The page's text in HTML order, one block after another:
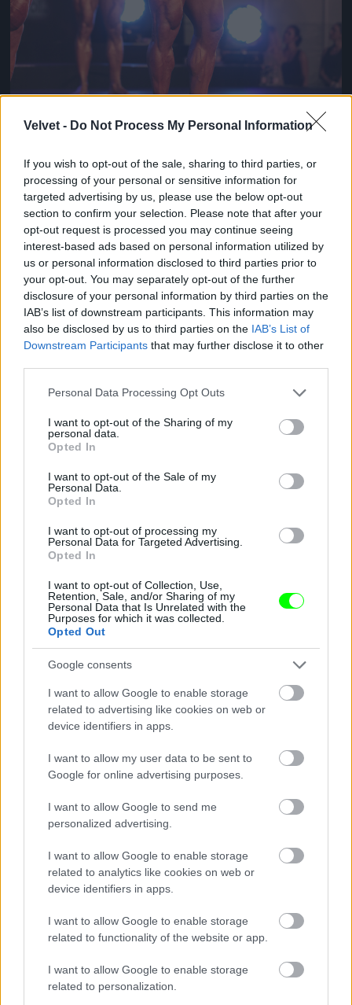
Velvet - Do Not Process My Personal Information
If you wish to opt-out of the sale, sharing to third parties, or
processing of your personal or sensitive information for
targeted advertising by us, please use the below opt-out
section to confirm your selection. Please note that after your
opt-out request is processed you may continue seeing
interest-based ads based on personal information utilized by
us or personal information disclosed to third parties prior to
your opt-out. You may separately opt-out of the further
disclosure of your personal information by third parties on the
IAB’s list of downstream participants. This information may
also be disclosed by us to third parties on the IAB’s List of
Downstream Participants that may further disclose it to other
Please note that this website/app uses one or more Google
not limited to your visit or usage behaviour. You may click to
grant or deny consent to Google and its third-party tags to
use your data for below specified purposes in below Google
consent section.
Personal Data Processing Opt Outs
I want to opt-out of the Sharing of my
personal data.
Opted In
I want to opt-out of the Sale of my
Personal Data.
Opted In
I want to opt-out of processing my
Personal Data for Targeted Advertising.
Opted In
I want to opt-out of Collection, Use,
Retention, Sale, and/or Sharing of my
Personal Data that Is Unrelated with the
Purposes for which it was collected.
Opted Out
Google consents
I want to allow Google to enable storage
related to advertising like cookies on web or
device identifiers in apps.
I want to allow my user data to be sent to
Google for online advertising purposes.
I want to allow Google to send me
personalized advertising.
I want to allow Google to enable storage
related to analytics like cookies on web or
device identifiers in apps.
I want to allow Google to enable storage
related to functionality of the website or app.
I want to allow Google to enable storage
related to personalization.
„A rendezvény ezúttal is neves nemzetközi sztárokat
vonultatott fel.”
Fotó: Buranits Dávid / MOMsport
Jön még kép!
„Tímea Majorova mellett az Arnold Classic
ezüstérmese Balogh Robinnal is találkozhattak a
vendégek.”
Fotó: Buranits Dávid / MOMsport
Jön még kép!
„Míg a versenyzők között Zimány Linda és Bálizs
Anett színésznőt fedezhették fel.”
Fotó: Buranits Dávid / MOMsport
Jön még kép!